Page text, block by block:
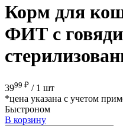
Корм для
ФИТ с
3999 ₽ / 1 шт
*цена указана с учетом
Быстроном
В корзину